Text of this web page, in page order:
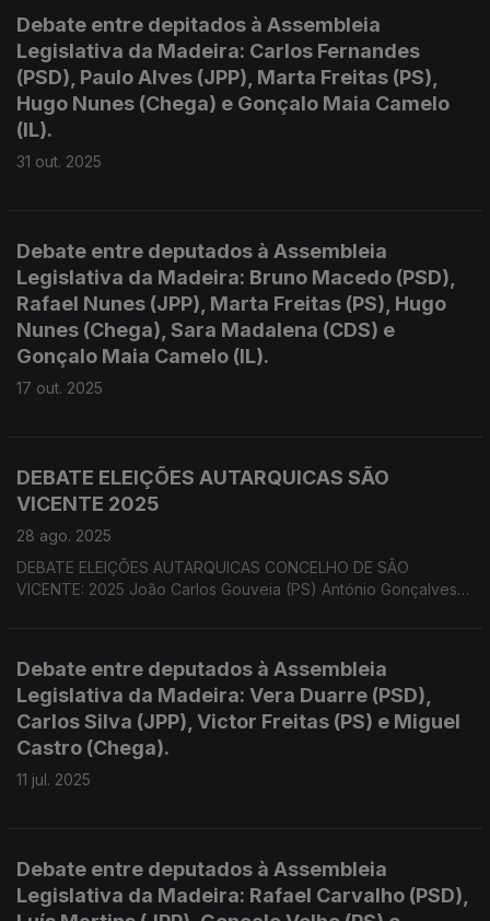
Debate entre depitados à Assembleia
Legislativa da Madeira: Carlos Fernandes
(PSD), Paulo Alves (JPP), Marta Freitas (PS),
Hugo Nunes (Chega) e Gonçalo Maia Camelo
(IL).
31 out. 2025
Debate entre deputados à Assembleia
Legislativa da Madeira: Bruno Macedo (PSD),
Rafael Nunes (JPP), Marta Freitas (PS), Hugo
Nunes (Chega), Sara Madalena (CDS) e
Gonçalo Maia Camelo (IL).
17 out. 2025
DEBATE ELEIÇÕES AUTARQUICAS SÃO
VICENTE 2025
28 ago. 2025
DEBATE ELEIÇÕES AUTARQUICAS CONCELHO DE SÃO
VICENTE: 2025 João Carlos Gouveia (PS) António Gonçalves
Debate entre deputados à Assembleia
Legislativa da Madeira: Vera Duarre (PSD),
Carlos Silva (JPP), Victor Freitas (PS) e Miguel
Castro (Chega).
11 jul. 2025
Debate entre deputados à Assembleia
Legislativa da Madeira: Rafael Carvalho (PSD),